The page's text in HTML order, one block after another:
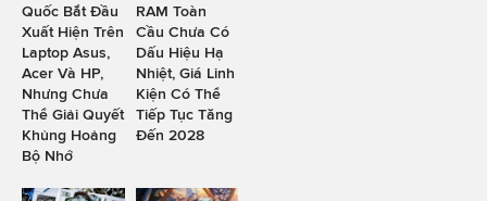
Quốc Bắt Đầu
Xuất Hiện Trên
Laptop Asus,
Acer Và HP,
Nhưng Chưa
Thể Giải Quyết
Khủng Hoảng
Bộ Nhớ
RAM Toàn
Cầu Chưa Có
Dấu Hiệu Hạ
Nhiệt, Giá Linh
Kiện Có Thể
Tiếp Tục Tăng
Đến 2028